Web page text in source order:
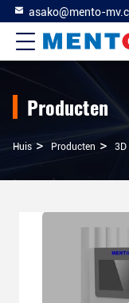
asako@mento-
Producten
Huis > Producten > 3D